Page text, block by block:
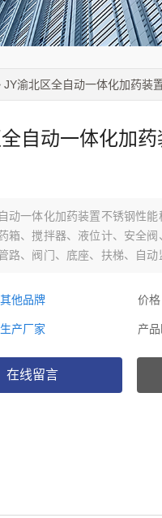
JY渝北区全自动一体化加药装
自动一体化加
动一体化加药装置不锈钢性
箱、搅拌器、液位计、安全阀
路、阀门、底座、扶梯、自
系统和自动控制系统，几个固
其他品牌 价格
生产厂家 产品
在线留言